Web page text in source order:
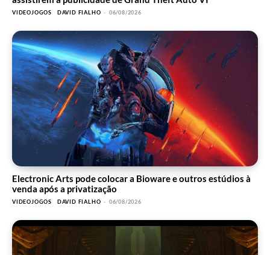
VIDEOJOGOS DAVID FIALHO - 06/08/2026
Electronic Arts pode colocar a Bioware e outros estúdios à
venda após a privatização
VIDEOJOGOS DAVID FIALHO - 06/08/2026